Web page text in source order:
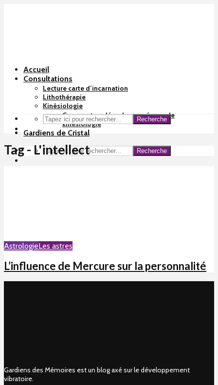
Accueil
Consultations
Lecture carte d’incarnation
Lithothérapie
Kinésiologie
Comment se déroule une séance de
kinésiologie
Gardiens de Cristal
Recherche
Recherche
Tag - L'intellect
AstrologieLes astres
L’influence de Mercure sur la personnalité
Gardiens des Mémoires est un blog axé sur le développement
vibratoire.